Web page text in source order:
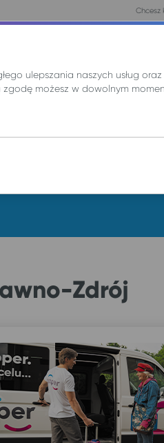
Chcesz
Zdrój
ulepszania naszych usług
możesz w dowolnym